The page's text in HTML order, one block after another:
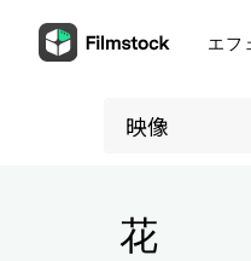
エフ
花